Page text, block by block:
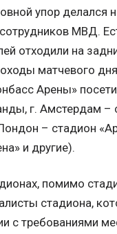
упор делался
МВД.
отходили на
матчевого
Арены»
г. Амстердам –
– стадион
и другие).
помимо
стадиона,
с требованиями